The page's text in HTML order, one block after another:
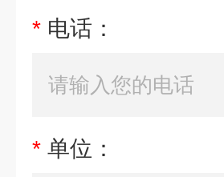
* 电话：
* 单位：